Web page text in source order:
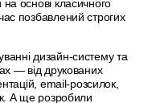
основі класичного
позбавлений строгих
дизайн-систему та
— від друкованих
email-розсилок,
А ще розробили